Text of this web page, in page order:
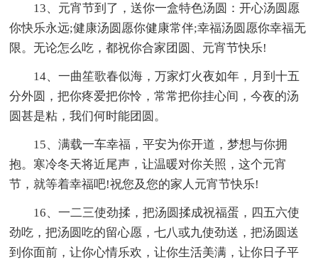
13、元宵节到了，送你一盒特色汤圆：开心汤圆愿
你快乐永远;健康汤圆愿你健康常伴;幸福汤圆愿你幸福无
限。无论怎么吃，都祝你合家团圆、元宵节快乐!
14、一曲笙歌春似海，万家灯火夜如年，月到十五
分外圆，把你疼爱把你怜，常常把你挂心间，今夜的汤
圆甚是粘，我们何时能团圆。
15、满载一车幸福，平安为你开道，梦想与你拥
抱。寒冷冬天将近尾声，让温暖对你关照，这个元宵
节，就等着幸福吧!祝您及您的家人元宵节快乐!
16、一二三使劲揉，把汤圆揉成祝福蛋，四五六使
劲吃，把汤圆吃的留心愿，七八或九使劲送，把汤圆送
到你面前，让你心情乐欢，让你生活美满，让你日子平